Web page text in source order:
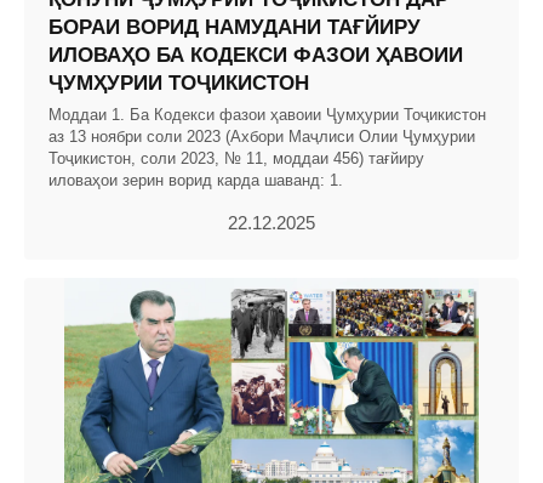
БОРАИ ВОРИД НАМУДАНИ ТАҒЙИРУ
ИЛОВАҲО БА КОДЕКСИ ФАЗОИ ҲАВОИИ
ҶУМҲУРИИ ТОҶИКИСТОН
Моддаи 1. Ба Кодекси фазои ҳавоии Ҷумҳурии Тоҷикистон
аз 13 ноябри соли 2023 (Ахбори Маҷлиси Олии Ҷумҳурии
Тоҷикистон, соли 2023, № 11, моддаи 456) тағйиру
иловаҳои зерин ворид карда шаванд: 1.
22.12.2025